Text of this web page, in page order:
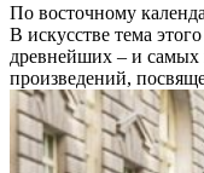
По восточному
В искусстве тема
древнейших – и самых
произведений,